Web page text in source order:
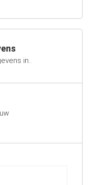
in..